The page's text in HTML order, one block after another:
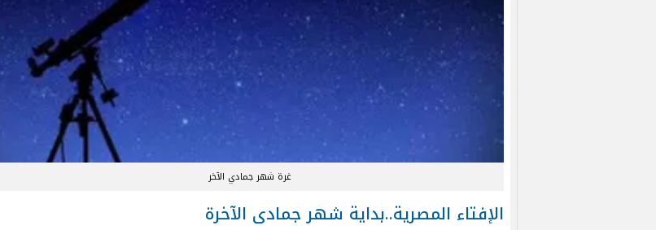
غرة شهر جمادي الآخر
الإفتاء المصرية..بداية شهر جمادى الآخرة